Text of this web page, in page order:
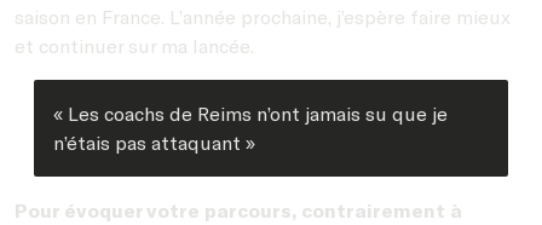
saison en France. L’année prochaine, j’espère faire mieux
et continuer sur ma lancée.
« Les coachs de Reims n’ont jamais su que je
n’étais pas attaquant »
Pour évoquer votre parcours, contrairement à